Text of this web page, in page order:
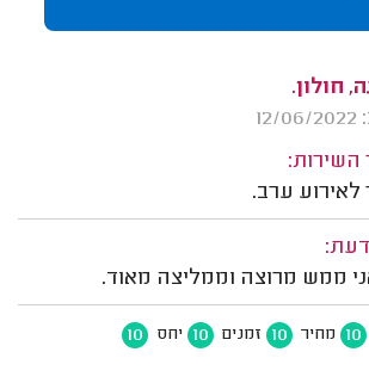
חולון.
השירות:
לאירוע ערב.
דעת:
ממש מרוצה וממליצה מאוד.
10 מחיר 10 זמנים 10 יחס 10